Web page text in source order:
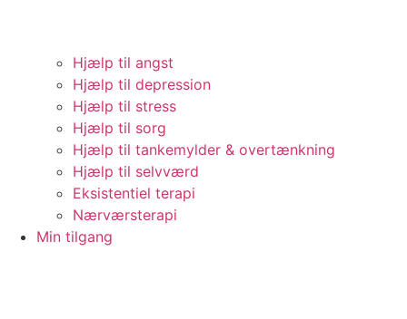
Hjælp til angst
Hjælp til depression
Hjælp til stress
Hjælp til sorg
Hjælp til tankemylder & overtænkning
Hjælp til selvværd
Eksistentiel terapi
Nærværsterapi
Min tilgang